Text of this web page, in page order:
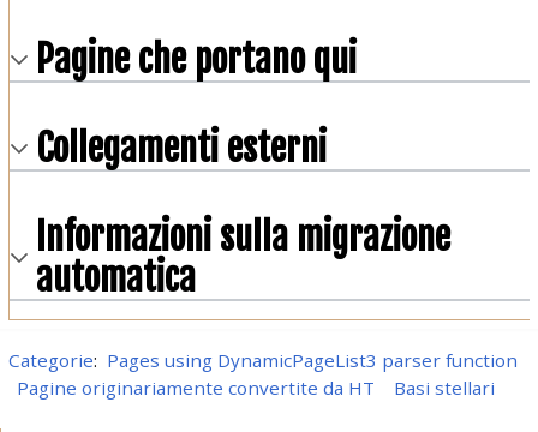
Pagine che portano qui
Collegamenti esterni
Informazioni sulla migrazione
automatica
Categorie: Pages using DynamicPageList3 parser function
Pagine originariamente convertite da HT
Basi stellari